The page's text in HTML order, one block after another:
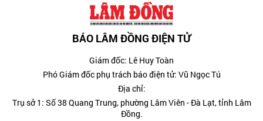
BÁO LÂM ĐỒNG ĐIỆN TỬ
Giám đốc: Lê Huy Toàn
Phó Giám đốc phụ trách báo điện tử: Vũ Ngọc Tú
Địa chỉ:
Trụ sở 1: Số 38 Quang Trung, phường Lâm Viên - Đà Lạt, tỉnh Lâm
Đồng.